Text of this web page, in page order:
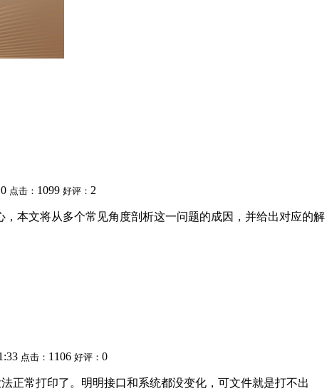
点击： 1099 好评： 2
本文将从多个常见角度剖析这一问题的成因，并给出对应的解
点击： 1106 好评： 0
正常打印了。明明接口和系统都没变化，可文件就是打不出